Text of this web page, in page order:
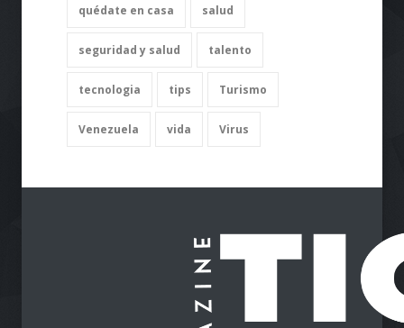
quédate en casa salud
seguridad y salud talento
tecnologia tips Turismo
Venezuela vida Virus